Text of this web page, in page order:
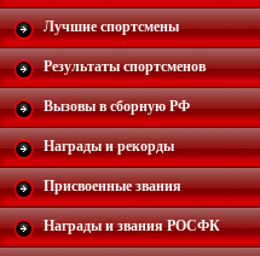
Лучшие спортсмены
Результаты спортсменов
Вызовы в сборную РФ
Награды и рекорды
Присвоенные звания
Награды и звания РОСФК